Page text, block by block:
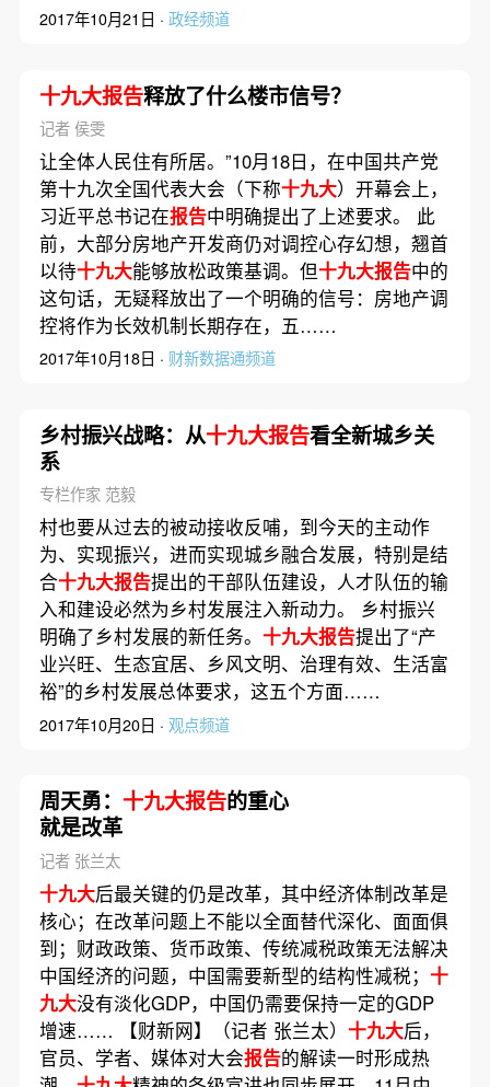
2017年10月21日 · 政经频道
十九大报告释放了什么楼市信号？
记者 侯雯
让全体人民住有所居。”10月18日，在中国共产党
第十九次全国代表大会（下称十九大）开幕会上，
习近平总书记在报告中明确提出了上述要求。 此
前，大部分房地产开发商仍对调控心存幻想，翘首
以待十九大能够放松政策基调。但十九大报告中的
这句话，无疑释放出了一个明确的信号：房地产调
控将作为长效机制长期存在，五……
2017年10月18日 · 财新数据通频道
乡村振兴战略：从十九大报告看全新城乡关
系
专栏作家 范毅
村也要从过去的被动接收反哺，到今天的主动作
为、实现振兴，进而实现城乡融合发展，特别是结
合十九大报告提出的干部队伍建设，人才队伍的输
入和建设必然为乡村发展注入新动力。 乡村振兴
明确了乡村发展的新任务。 十九大报告提出了“产
业兴旺、生态宜居、乡风文明、治理有效、生活富
裕”的乡村发展总体要求，这五个方面……
2017年10月20日 · 观点频道
周天勇： 十九大报告的重心
就是改革
记者 张兰太
十九大后最关键的仍是改革，其中经济体制改革是
核心；在改革问题上不能以全面替代深化、面面俱
到；财政政策、货币政策、传统减税政策无法解决
中国经济的问题，中国需要新型的结构性减税； 十
九大没有淡化GDP，中国仍需要保持一定的GDP
增速…… 【财新网】（记者 张兰太） 十九大后，
官员、学者、媒体对大会报告的解读一时形成热